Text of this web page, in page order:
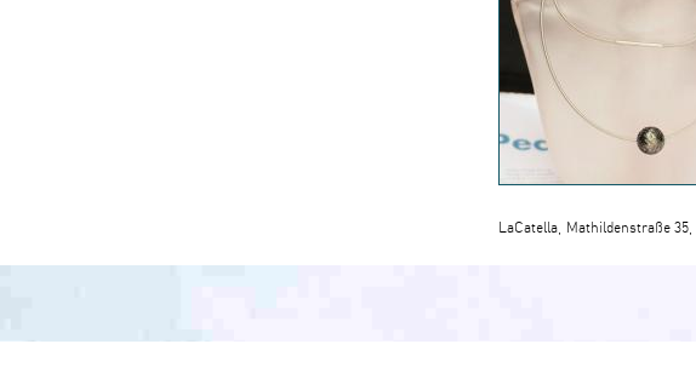
LaCatella Mathildenstraße 35